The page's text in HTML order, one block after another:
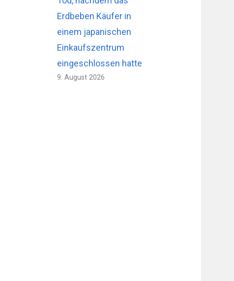
Erdbeben Käufer in
einem japanischen
Einkaufszentrum
eingeschlossen hatte
9. August 2026